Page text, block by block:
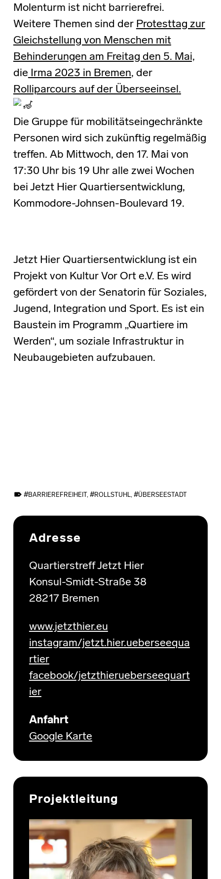
Molenturm ist nicht barrierefrei.
Weitere Themen sind der Protesttag zur
Gleichstellung von Menschen mit
Behinderungen am Freitag den 5. Mai,
die Irma 2023 in Bremen, der
Rolliparcours auf der Überseeinsel.
Die Gruppe für mobilitätseingechränkte
Personen wird sich zukünftig regelmäßig
treffen. Ab Mittwoch, den 17. Mai von
17:30 Uhr bis 19 Uhr alle zwei Wochen
bei Jetzt Hier Quartiersentwicklung,
Kommodore-Johnsen-Boulevard 19.
Jetzt Hier Quartiersentwicklung ist ein
Projekt von Kultur Vor Ort e.V. Es wird
gefördert von der Senatorin für Soziales,
Jugend, Integration und Sport. Es ist ein
Baustein im Programm „Quartiere im
Werden“, um soziale Infrastruktur in
Neubaugebieten aufzubauen.
BARRIEREFREIHEIT , ROLLSTUHL, ÜBERSEESTADT
Skip back to main navigation
Adresse
Quartierstreff Jetzt Hier
Konsul-Smidt-Straße 38
28217 Bremen
www.jetzthier.eu
instagram/jetzt.hier.ueberseequa
rtier
facebook/jetzthierueberseequart
ier
Anfahrt
Google Karte
Projektleitung